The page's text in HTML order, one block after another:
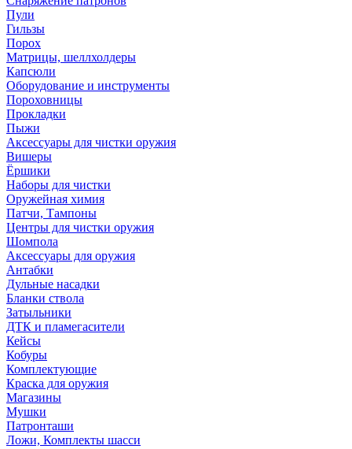
Пули
Гильзы
Порох
Матрицы, шеллхолдеры
Капсюли
Оборудование и инструменты
Пороховницы
Прокладки
Пыжи
Аксессуары для чистки оружия
Вишеры
Ёршики
Наборы для чистки
Оружейная химия
Патчи, Тампоны
Центры для чистки оружия
Шомпола
Аксессуары для оружия
Антабки
Дульные насадки
Бланки ствола
Затыльники
ДТК и пламегасители
Кейсы
Кобуры
Комплектующие
Краска для оружия
Магазины
Мушки
Патронташи
Ложи, Комплекты шасси